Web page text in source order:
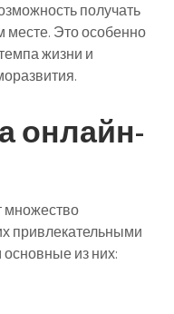
получать
Это особенно
жизни и
онлайн-
множество
привлекательными
из них: